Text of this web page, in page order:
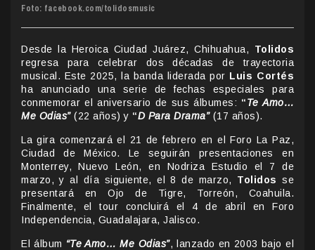
Foto: facebook.com/tolidosmusic
Desde la Heroica Ciudad Juárez, Chihuahua, Tolidos
regresa para celebrar dos décadas de trayectoria
musical. Este 2025, la banda liderada por Luis Cortés
ha anunciado una serie de fechas especiales para
conmemorar el aniversario de sus álbumes: “Te Amo…
Me Odias”(22 años) y “D Para Drama” (17 años).
La gira comenzará el 21 de febrero en el Foro La Paz,
Ciudad de México. Le seguirán presentaciones en
Monterrey, Nuevo León, en Nodriza Estudio el 7 de
marzo, y al día siguiente, el 8 de marzo, Tolidos se
presentará en Ojo de Tigre, Torreón, Coahuila.
Finalmente, el tour concluirá el 4 de abril en Foro
Independencia, Guadalajara, Jalisco.
El álbum “Te Amo… Me Odias”, lanzado en 2003 bajo el